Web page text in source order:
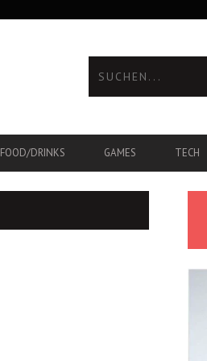
FOOD/DRINKS GAMES TECH